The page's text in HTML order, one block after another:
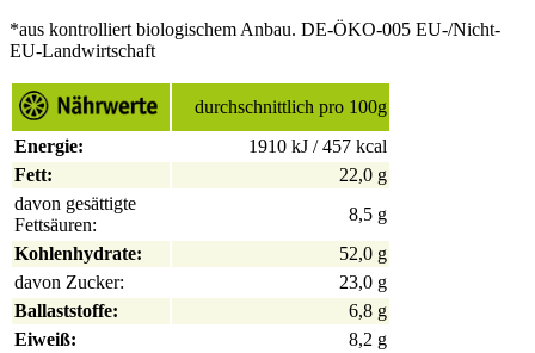
*aus kontrolliert biologischem Anbau. DE-ÖKO-005 EU-/Nicht-
EU-Landwirtschaft
durchschnittlich pro 100g
Energie:
1910 kJ / 457 kcal
Fett:
22,0 g
davon gesättigte
Fettsäuren:
8,5 g
Kohlenhydrate:
52,0 g
davon Zucker:
23,0 g
Ballaststoffe:
6,8 g
Eiweiß:
8,2 g